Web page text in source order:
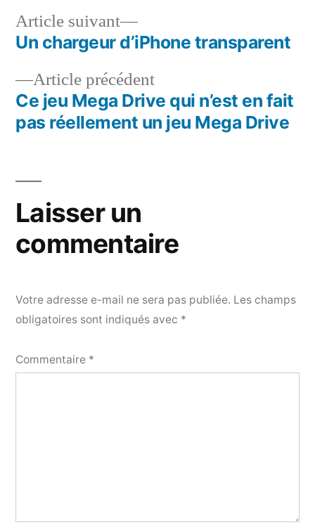
Navigation
de
l’article
Article précédentArticle
précédent :
Ce jeu Mega Drive qui n’est en fait
pas réellement un jeu Mega Drive
Article suivant
Article
suivant :
Un chargeur d’iPhone transparent
Laisser un
commentaire
Votre adresse e-mail ne sera pas publiée. Les champs
obligatoires sont indiqués avec *
Commentaire *